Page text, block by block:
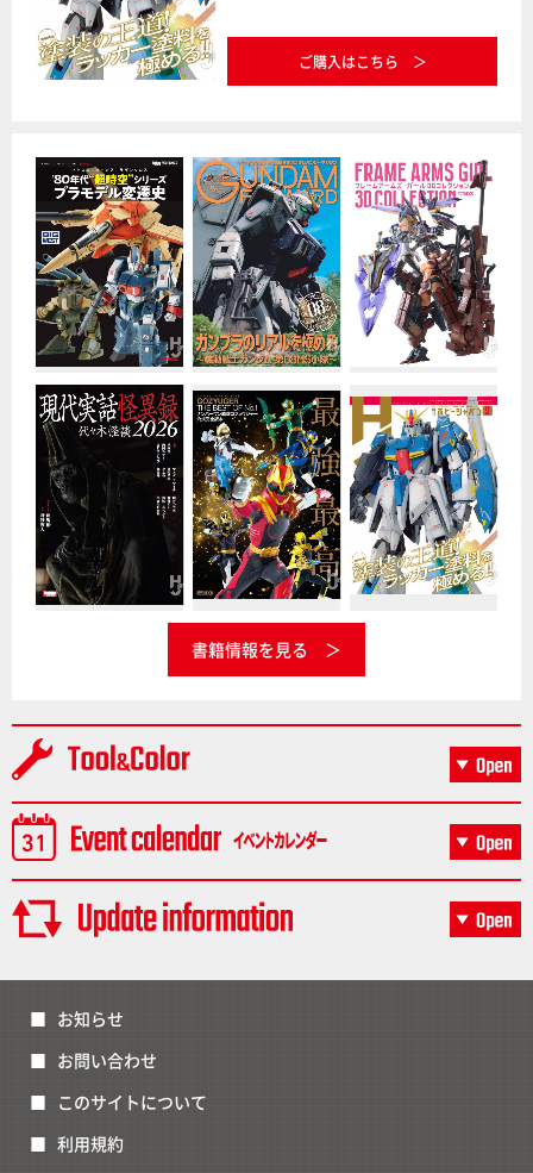
ご購入はこちら
書籍情報を見る
お知らせ
お問い合わせ
このサイトについて
利用規約